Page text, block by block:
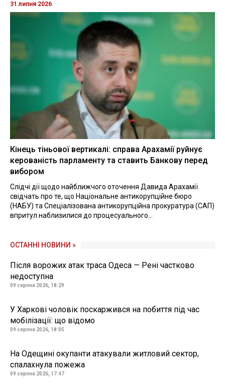
31 липня 2026
Кінець тіньової вертикалі: справа Арахамії руйнує
керованість парламенту та ставить Банкову перед
вибором
Слідчі дії щодо найближчого оточення Давида Арахамії
свідчать про те, що Національне антикорупційне бюро
(НАБУ) та Спеціалізована антикорупційна прокуратура (САП)
впритул наблизилися до процесуального...
ОСТАННІ НОВИНИ »
Після ворожих атак траса Одеса — Рені частково
недоступна
09 серпня 2026, 18:29
У Харкові чоловік поскаржився на побиття під час
мобілізації: що відомо
09 серпня 2026, 18:05
На Одещині окупанти атакували житловий сектор,
спалахнула пожежа
09 серпня 2026, 17:47